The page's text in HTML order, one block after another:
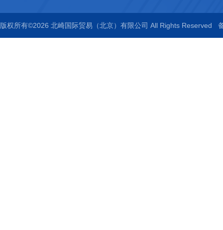
版权所有©2026 北崎国际贸易（北京）有限公司 All Rights Reserved